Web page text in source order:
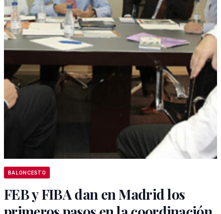
BALONCESTO
FEB y FIBA dan en Madrid los